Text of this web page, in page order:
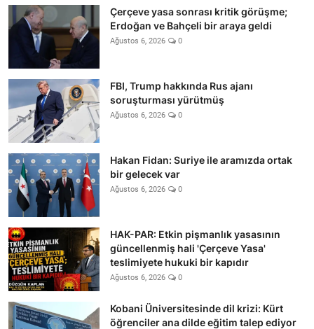
Çerçeve yasa sonrası kritik görüşme;
Erdoğan ve Bahçeli bir araya geldi
Ağustos 6, 2026 0
FBI, Trump hakkında Rus ajanı
soruşturması yürütmüş
Ağustos 6, 2026 0
Hakan Fidan: Suriye ile aramızda ortak
bir gelecek var
Ağustos 6, 2026 0
HAK-PAR: Etkin pişmanlık yasasının
güncellenmiş hali 'Çerçeve Yasa'
teslimiyete hukuki bir kapıdır
Ağustos 6, 2026 0
Kobani Üniversitesinde dil krizi: Kürt
öğrenciler ana dilde eğitim talep ediyor